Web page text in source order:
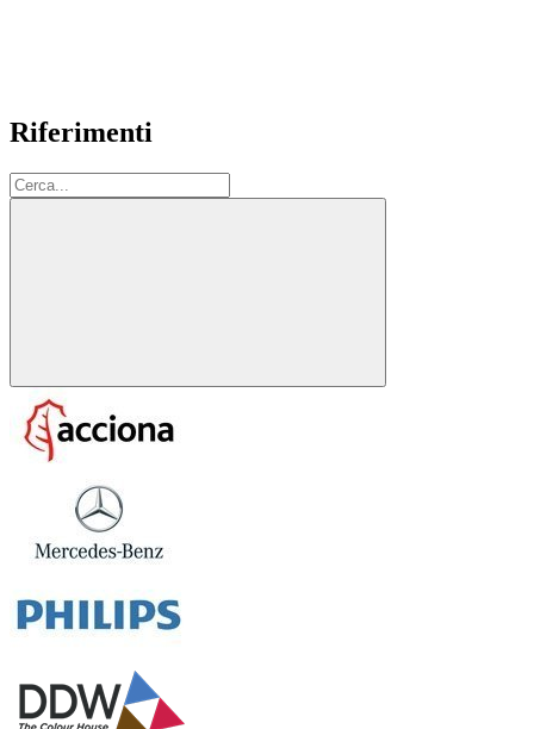
Riferimenti
Cerca: